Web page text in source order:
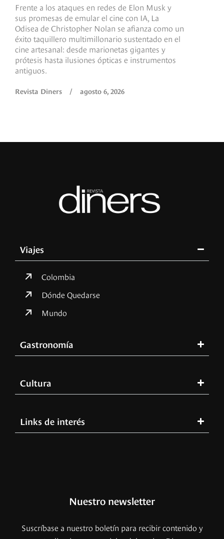
Frente a los ataques en redes de Elon Musk y
sus promesas de emular el cine con IA, La
Odisea de Christopher Nolan se afianza como un
éxito taquillero multimillonario sustentado en el
cine artesanal: desde marionetas gigantes y
prótesis hasta ilusiones ópticas e instrumentos
antiguos.
Revista Diners / agosto 6, 2026
Viajes
Colombia
Dónde Quedarse
Mundo
Gastronomía
Cultura
Links de interés
Nuestro newsletter
Suscríbase a nuestro boletín para recibir contenido y